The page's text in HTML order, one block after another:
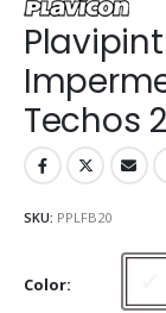
Techos
SKU: PPLFB20
Color